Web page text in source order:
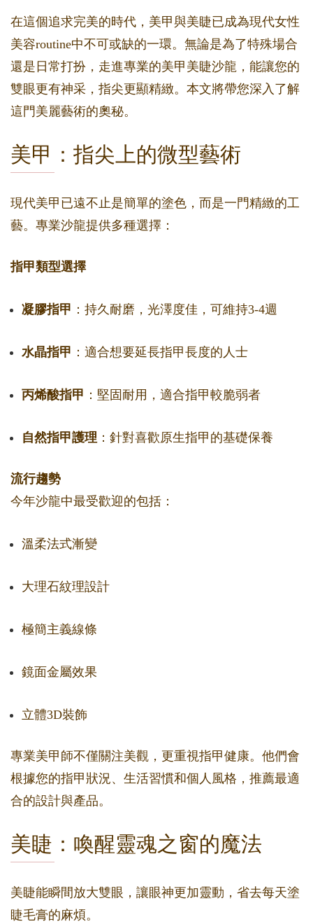
在這個追求完美的時代，美甲與美睫已成為現代女性
美容routine中不可或缺的一環。無論是為了特殊場合
還是日常打扮，走進專業的美甲美睫沙龍，能讓您的
雙眼更有神采，指尖更顯精緻。本文將帶您深入了解
這門美麗藝術的奧秘。
美甲：指尖上的微型藝術
現代美甲已遠不止是簡單的塗色，而是一門精緻的工
藝。專業沙龍提供多種選擇：
指甲類型選擇
凝膠指甲 ：持久耐磨，光澤度佳，可維持3-4週
水晶指甲 ：適合想要延長指甲長度的人士
丙烯酸指甲 ：堅固耐用，適合指甲較脆弱者
自然指甲護理 ：針對喜歡原生指甲的基礎保養
流行趨勢
今年沙龍中最受歡迎的包括：
溫柔法式漸變
大理石紋理設計
極簡主義線條
鏡面金屬效果
立體3D裝飾
專業美甲師不僅關注美觀，更重視指甲健康。他們會
根據您的指甲狀況、生活習慣和個人風格，推薦最適
合的設計與產品。
美睫：喚醒靈魂之窗的魔法
美睫能瞬間放大雙眼，讓眼神更加靈動，省去每天塗
睫毛膏的麻煩。